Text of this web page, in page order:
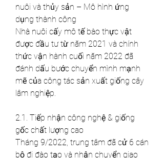
nuôi và thủy sản – Mô hình ứng
dụng thành công
Nhà nuôi cấy mô tế bào thực vật
được đầu tư từ năm 2021 và chính
thức vận hành cuối năm 2022 đã
đánh dấu bước chuyển mình mạnh
mẽ của công tác sản xuất giống cây
lâm nghiệp.
2.1. Tiếp nhận công nghệ & giống
gốc chất lượng cao
Tháng 9/2022, trung tâm đã cử 6 cán
bộ đi đào tạo và nhận chuyển giao